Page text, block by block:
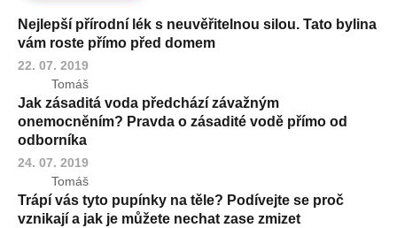
Nejlepší přírodní lék s neuvěřitelnou silou. Tato bylina
vám roste přímo před domem
22. 07. 2019
Tomáš
Jak zásaditá voda předchází závažným
onemocněním? Pravda o zásadité vodě přímo od
odborníka
24. 07. 2019
Tomáš
Trápí vás tyto pupínky na těle? Podívejte se proč
vznikají a jak je můžete nechat zase zmizet